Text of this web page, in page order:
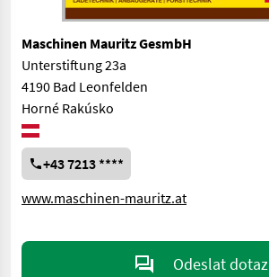
Maschinen Mauritz GesmbH
Unterstiftung 23a
4190 Bad Leonfelden
Horné Rakúsko
+43 7213 ****
www.maschinen-mauritz.at
Odeslat dotaz